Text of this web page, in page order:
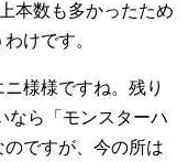
本数も多かったため
けです。
様様ですね。残り
なら「モンスターハ
ですが、今の所は